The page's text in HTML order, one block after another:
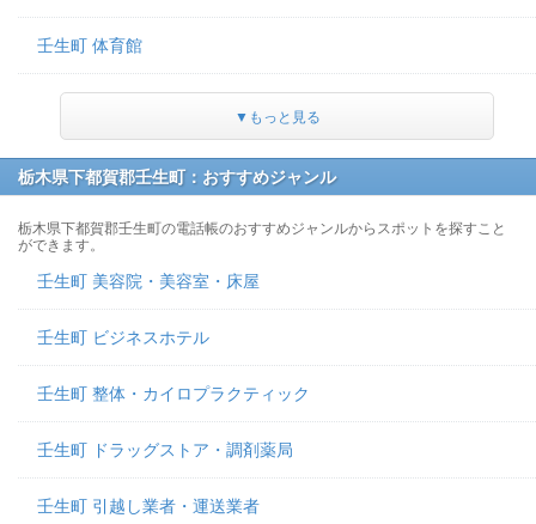
壬生町 体育館
▼もっと見る
栃木県下都賀郡壬生町：おすすめジャンル
栃木県下都賀郡壬生町の電話帳のおすすめジャンルからスポットを探すこと
ができます。
壬生町 美容院・美容室・床屋
壬生町 ビジネスホテル
壬生町 整体・カイロプラクティック
壬生町 ドラッグストア・調剤薬局
壬生町 引越し業者・運送業者